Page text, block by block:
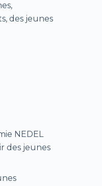
des jeunes
NEDEL
des jeunes